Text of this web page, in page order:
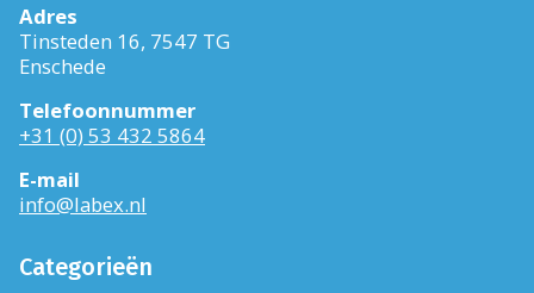
Adres
Tinsteden 16, 7547 TG
Enschede
Telefoonnummer
+31 (0) 53 432 5864
E-mail
info@labex.nl
Categorieën